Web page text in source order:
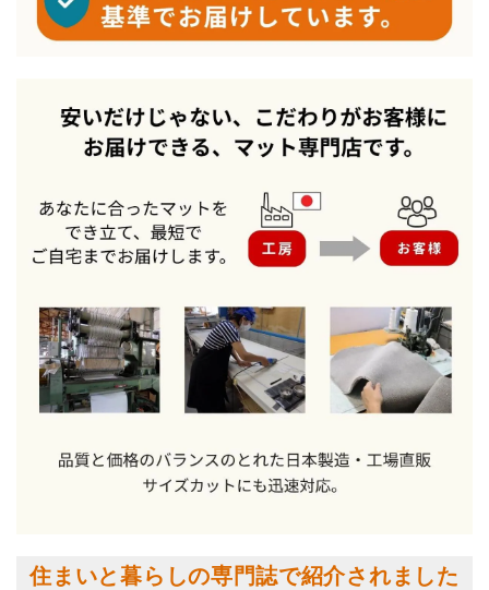
住まいと暮らしの専門誌で紹介されました